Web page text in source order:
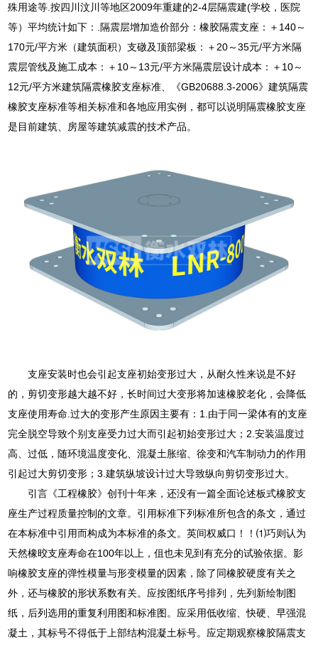
殊用途等.按四川汶川等地区2009年重建的2-4层隔震建(学校，医院
等）平均统计如下：.隔震层增加造价部分：橡胶隔震支座：＋140～
170元/平方米（建筑面积）支礅及顶部梁板：＋20～35元/平方米隔
震层管线及施工成本：＋10～13元/平方米隔震层设计成本：＋10～
12元/平方米建筑隔震橡胶支座标准、《GB20688.3-2006》建筑隔震
橡胶支座标准等相关标准和各地应用实例，都可以说明隔震橡胶支座
是目前建筑、房屋等建筑减震的技术产品。
支座安装时也会引起支座初始变形过大，从耐久性来说是不好
的，剪切变形越大越不好，长时间过大变形将加速橡胶老化，会降低
支座使用寿命.过大的变形产生原因主要有：1.由于同一梁体有的支座
完全脱空导致个别支座受力过大而引起初始变形过大；2.安装温度过
高、过低，随环境温度变化、混凝土胀缩、徐变和汽车制动力的作用
引起过大剪切变形；3.建筑纵坡设计过大导致纵向剪切变形过大。
引言《工程橡胶》创刊十年来，还没有一篇全面论述板式橡胶支
座生产过程质量控制的文章。引用标准下列标准所包含的条文，通过
在本标准中引用而构成为本标准的条文。英间权威口！！⑴巧则认为
天然橡晈支座寿命在100年以上，伹也未见到有充分的试验依据。影
响橡胶支座的弹性模量与形变模量的因素，除了同橡胶硬度有关之
外，还与橡胶的形状系数有关。应按图纸序号排列，先列新绘制图
纸，后列选用的重复利用图和标准图。应采用低收缩、快硬、早强混
凝土，其标号不得低于上部结构混凝土标号。应定期观察橡胶隔震支